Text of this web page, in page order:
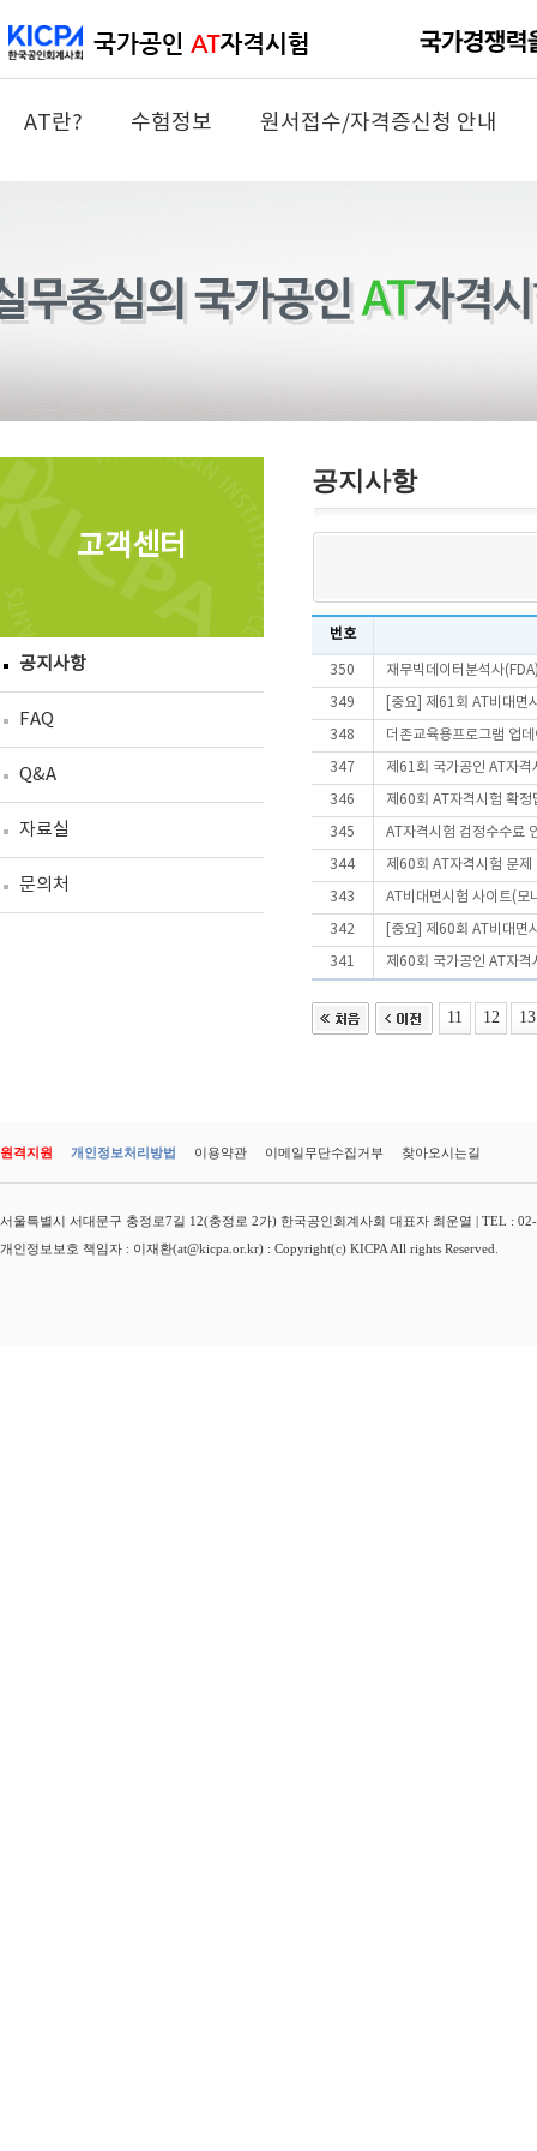
AT란? 수험정보 원서접수/자격증신청 안내
고객센터
공지사항
FAQ
Q&A
자료실
문의처
공지사항
번호
350 재무빅데이터분석사
349 [중요] 제61회 AT비대면
348 더존교육용프로그램 업
347 제61회 국가공인 AT자격
346 제60회 AT자격시험 확정
345 AT자격시험 검정수수료
344 제60회 AT자격시험 문
343 AT비대면시험 사이트(모
342 [중요] 제60회 AT비대면
341 제60회 국가공인 AT자격
11 12 13
원격지원 개인정보처리방법 이용약관 이메일무단수집거부 찾아오시는길
서울특별시 서대문구 충정로7길 12(충정로 2가) 한국공인회계사회 대표자 최운열 | TEL :
개인정보보호 책임자 : 이재환(at@kicpa.or.kr) : Copyright(c) KICPA All rights Reserved.